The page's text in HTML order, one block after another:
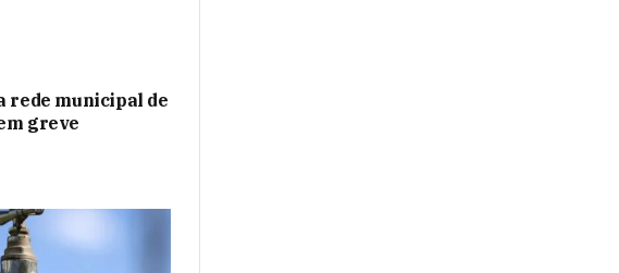
rede municipal de
greve